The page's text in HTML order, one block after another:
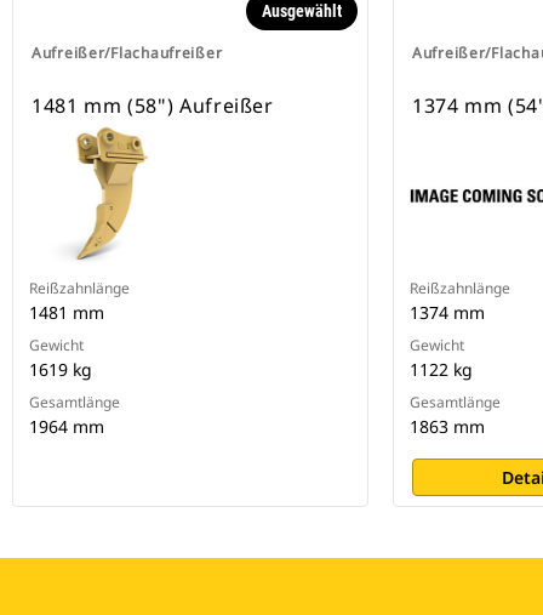
Aufreißer/Flachaufreißer
Ausgewählt
1481 mm (58") Aufreißer
Reißzahnlänge
1481 mm
Gewicht
1619 kg
Gesamtlänge
1964 mm
Aufreißer/
1374 mm
Reißzahnlänge
1374 mm
Gewicht
1122 kg
Gesamtlänge
1863 mm